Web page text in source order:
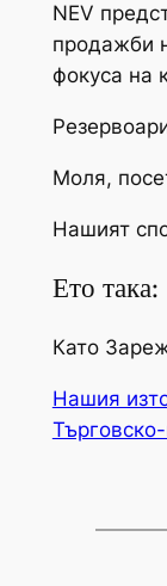
NEV
продажби
фокуса на
Моля,
Нашият
Ето така:
Като
Нашия